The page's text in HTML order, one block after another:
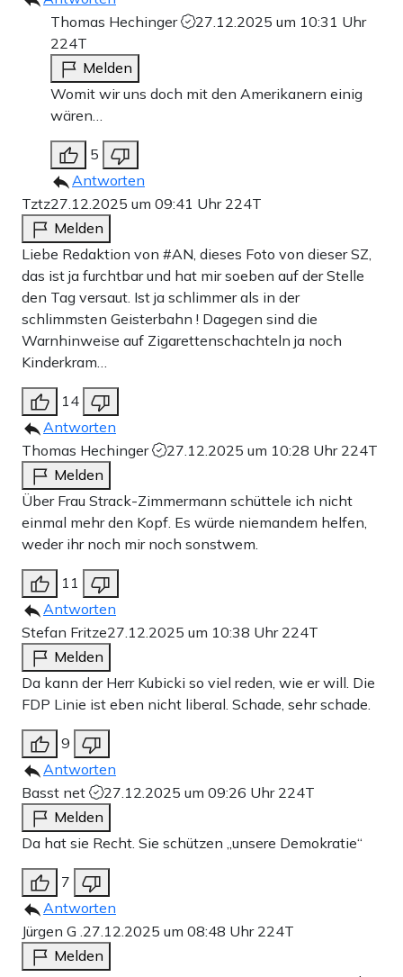
Thomas Hechinger
27.12.2025 um 10:31 Uhr
224T
Melden
Womit wir uns doch mit den Amerikanern einig
wären…
5
Antworten
Tztz27.12.2025 um 09:41 Uhr 224T
Melden
Liebe Redaktion von #AN, dieses Foto von dieser SZ,
das ist ja furchtbar und hat mir soeben auf der Stelle
den Tag versaut. Ist ja schlimmer als in der
schlimmsten Geisterbahn ! Dagegen sind die
Warnhinweise auf Zigarettenschachteln ja noch
Kinderkram…
14
Antworten
Thomas Hechinger
27.12.2025 um 10:28 Uhr 224T
Melden
Über Frau Strack-Zimmermann schüttele ich nicht
einmal mehr den Kopf. Es würde niemandem helfen,
weder ihr noch mir noch sonstwem.
11
Antworten
Stefan Fritze27.12.2025 um 10:38 Uhr 224T
Melden
Da kann der Herr Kubicki so viel reden, wie er will. Die
FDP Linie ist eben nicht liberal. Schade, sehr schade.
9
Antworten
Basst net
27.12.2025 um 09:26 Uhr 224T
Melden
Da hat sie Recht. Sie schützen „unsere Demokratie“
7
Antworten
Jürgen G .27.12.2025 um 08:48 Uhr 224T
Melden